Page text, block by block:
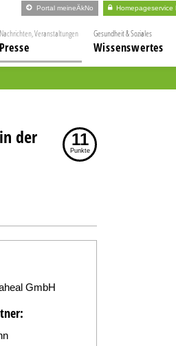
Portal meineÄkNo Homepageservice
Nachrichten, Veranstaltungen
Presse
Gesundheit & Soziales
Wissenswertes
der
11
Punkte
GmbH